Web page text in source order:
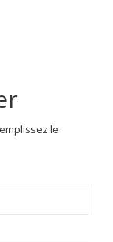
le